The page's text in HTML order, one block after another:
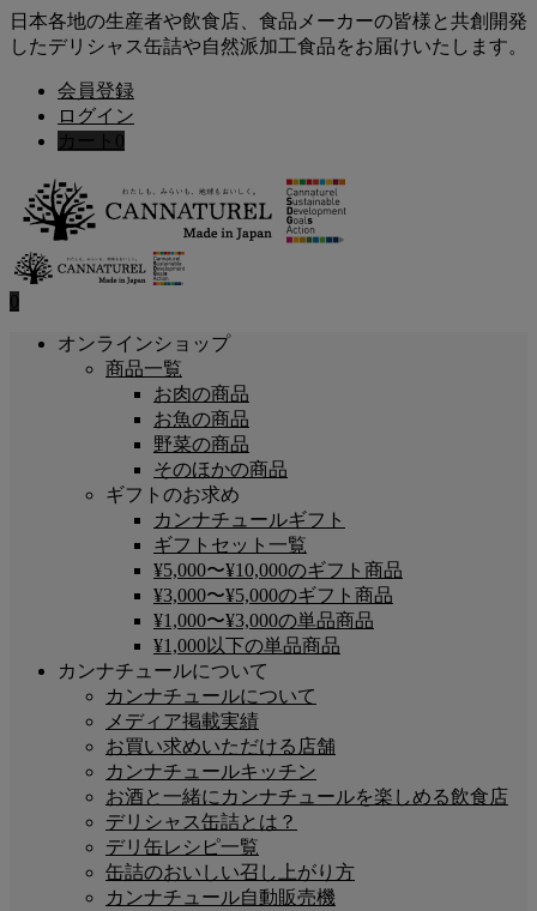
日本各地の生産者や飲食店、食品メーカーの皆様と共創開発
したデリシャス缶詰や自然派加工食品をお届けいたします。
会員登録
ログイン
カート 0
0
オンラインショップ
商品一覧
お肉の商品
お魚の商品
野菜の商品
そのほかの商品
ギフトのお求め
カンナチュールギフト
ギフトセット一覧
¥5,000〜¥10,000のギフト商品
¥3,000〜¥5,000のギフト商品
¥1,000〜¥3,000の単品商品
¥1,000以下の単品商品
カンナチュールについて
カンナチュールについて
メディア掲載実績
お買い求めいただける店舗
カンナチュールキッチン
お酒と一緒にカンナチュールを楽しめる飲食店
デリシャス缶詰とは？
デリ缶レシピ一覧
缶詰のおいしい召し上がり方
カンナチュール自動販売機